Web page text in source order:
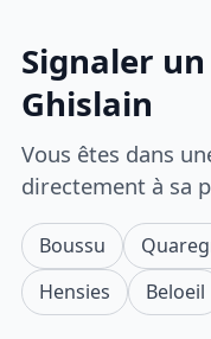
Signaler
Ghislain
Vous êtes dans
directement à sa
Boussu
Hensies
Beloeil